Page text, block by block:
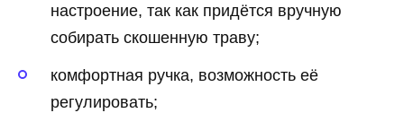
настроение, так как придётся вручную
собирать скошенную траву;
комфортная ручка, возможность её
регулировать;